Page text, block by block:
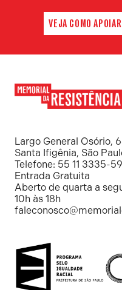
VEJA COMO APOIAR
Resistência
Largo General Osório,
Santa Ifigênia, São
Telefone: 55 11 3335-
Entrada Gratuita
Aberto de quarta a
10h às 18h